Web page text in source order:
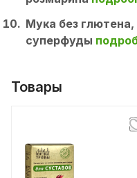
Мука без
суперфуды
Товары